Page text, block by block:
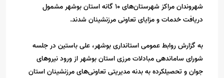
شهروندان مراکز شهرستان‌های ۱۰ گانه استان بوشهر مشمول
دریافت خدمات و مزایای تعاونی مرزنشینان شدند.
به گزارش روابط عمومی استانداری بوشهر، علی باستین در جلسه
شورای ساماندهی مبادلات مرزی استان بوشهر از ورود نیروهای
جوان و تحصیلکرده به بدنه مدیریتی تعاونی‌های مرزنشینان استان